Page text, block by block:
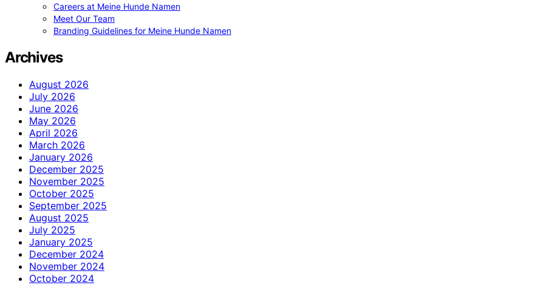
Careers at Meine Hunde Namen
Meet Our Team
Branding Guidelines for Meine Hunde Namen
Archives
August 2026
July 2026
June 2026
May 2026
April 2026
March 2026
January 2026
December 2025
November 2025
October 2025
September 2025
August 2025
July 2025
January 2025
December 2024
November 2024
October 2024